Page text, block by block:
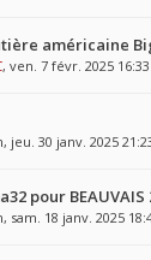
américaine
, ven. 7 févr. 2025
, jeu. 30 janv. 2025
pour BEAUVAIS
, sam. 18 janv. 2025